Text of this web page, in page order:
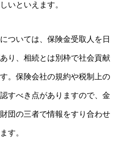
いといえます。
ついては、保険金受取人を日
り、相続とは別枠で社会貢献
。保険会社の規約や税制上の
すべき点がありますので、金
団の三者で情報をすり合わせ
す。